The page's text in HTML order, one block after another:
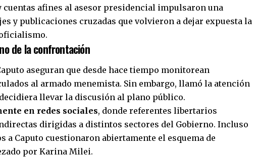
afines al asesor presidencial impulsaron una
y publicaciones cruzadas que volvieron a dejar expuesta la
de la confrontación
aseguran que desde hace tiempo monitorean
al armado menemista. Sin embargo, llamó la atención
llevar la discusión al plano público.
en redes sociales, donde referentes libertarios
dirigidas a distintos sectores del Gobierno. Incluso
a Caputo cuestionaron abiertamente el esquema de
por Karina Milei.